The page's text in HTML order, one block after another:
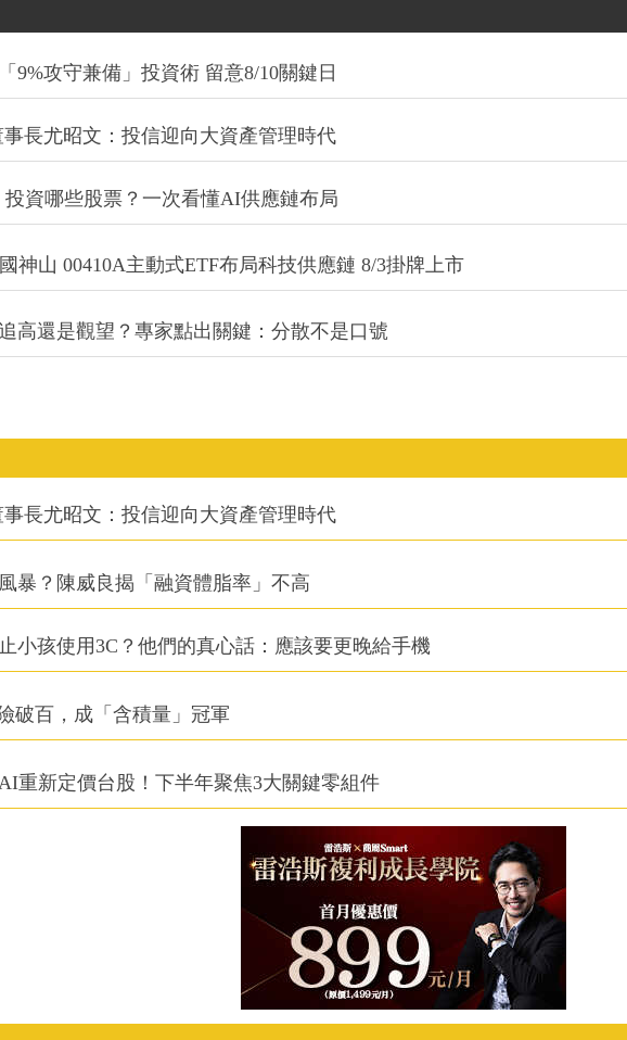
9%攻守兼備」投資術 留意8/10關鍵日
長尤昭文：投信迎向大資產管理時代
資哪些股票？一次看懂AI供應鏈布局
神山 00410A主動式ETF布局科技供應鏈 8/3掛牌上市
高還是觀望？專家點出關鍵：分散不是口號
長尤昭文：投信迎向大資產管理時代
暴？陳威良揭「融資體脂率」不高
小孩使用3C？他們的真心話：應該要更晚給手機
破百，成「含積量」冠軍
重新定價台股！下半年聚焦3大關鍵零組件